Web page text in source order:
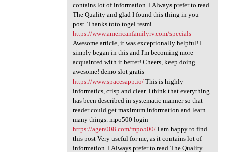
contains lot of information. I Always prefer to read
The Quality and glad I found this thing in you
post. Thanks toto togel resmi
https://www.americanfamilyrv.com/specials
Awesome article, it was exceptionally helpful! I
simply began in this and I'm becoming more
acquainted with it better! Cheers, keep doing
awesome! demo slot gratis
https://www.spacesapp.io/This is highly
informatics, crisp and clear. I think that everything
has been described in systematic manner so that
reader could get maximum information and learn
many things. mpo500 login
https://agen008.com/mpo500/I am happy to find
this post Very useful for me, as it contains lot of
information. I Always prefer to read The Quality